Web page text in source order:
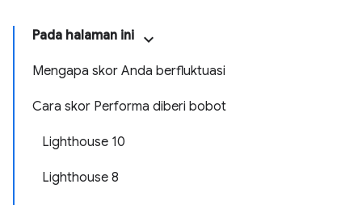
Pada halaman ini
Mengapa skor Anda berfluktuasi
Cara skor Performa diberi bobot
Lighthouse 10
Lighthouse 8